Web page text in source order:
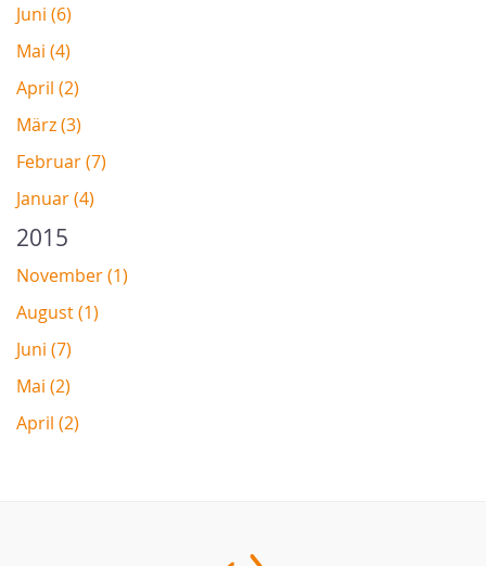
Juni (6)
Mai (4)
April (2)
März (3)
Februar (7)
Januar (4)
2015
November (1)
August (1)
Juni (7)
Mai (2)
April (2)